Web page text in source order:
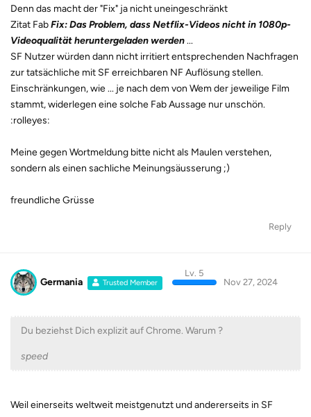
Denn das macht der "Fix" ja nicht uneingeschränkt
Zitat FabFix: Das Problem, dass Netflix-Videos nicht in 1080p-
Videoqualität heruntergeladen werden...
SF Nutzer würden dann nicht irritiert entsprechenden Nachfragen
zur tatsächliche mit SF erreichbaren NF Auflösung stellen.
Einschränkungen, wie ... je nach dem von Wem der jeweilige Film
stammt, widerlegen eine solche Fab Aussage nur unschön.
:rolleyes:
Meine gegen Wortmeldung bitte nicht als Maulen verstehen,
sondern als einen sachliche Meinungsäusserung ;)
freundliche Grüsse
Reply
Germania Trusted Member
Lv. 5
Nov 27, 2024
Du beziehst Dich explizit auf Chrome. Warum ?
speed
Weil einerseits weltweit meistgenutzt und andererseits in SF